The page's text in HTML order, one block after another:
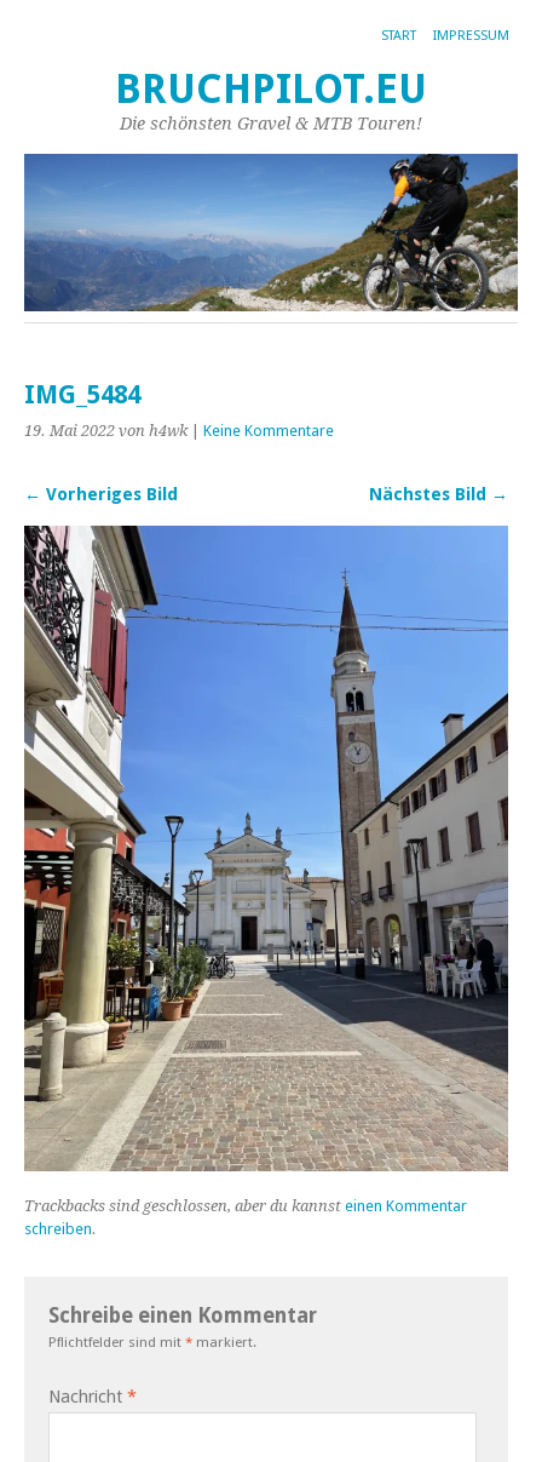
START IMPRESSUM
BRUCHPILOT.EU
Die schönsten Gravel & MTB Touren!
IMG_5484
19. Mai 2022 von h4wk| Keine Kommentare
← Vorheriges Bild Nächstes Bild →
Trackbacks sind geschlossen, aber du kannst einen Kommentar
schreiben.
Schreibe einen Kommentar
Pflichtfelder sind mit * markiert.
Nachricht *